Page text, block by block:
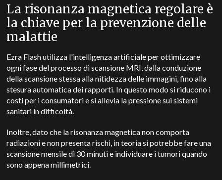
La risonanza magnetica regolare è
la chiave per la prevenzione delle
malattie
Ezra Flash utilizza l'intelligenza artificiale per ottimizzare
ogni fase del processo di scansione MRI, dalla conduzione
della scansione stessa alla nitidezza delle immagini, fino alla
stesura automatica dei rapporti. In questo modo si riducono i
costi per i consumatori e si allevia la pressione sui sistemi
sanitari in difficoltà.
Inoltre, dato che la risonanza magnetica non comporta
radiazioni e non presenta rischi, in teoria si potrebbe fare una
scansione mensile di 30 minuti e individuare i tumori quando
sono appena millimetrici.